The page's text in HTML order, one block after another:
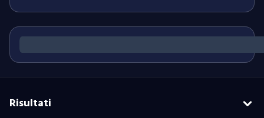
Risultati